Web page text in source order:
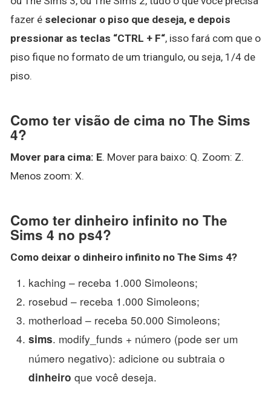
fazer é selecionar o piso que deseja, e depois
pressionar as teclas “CTRL + F“, isso fará com que o
piso fique no formato de um triangulo, ou seja, 1/4 de
piso.
Como ter visão de cima no The Sims
4?
Mover para cima: E. Mover para baixo: Q. Zoom: Z.
Menos zoom: X.
Como ter dinheiro infinito no The
Sims 4 no ps4?
Como deixar o dinheiro infinito no The Sims 4?
kaching – receba 1.000 Simoleons;
rosebud – receba 1.000 Simoleons;
motherload – receba 50.000 Simoleons;
sims. modify_funds + número (pode ser um
número negativo): adicione ou subtraia o
dinheiro que você deseja.